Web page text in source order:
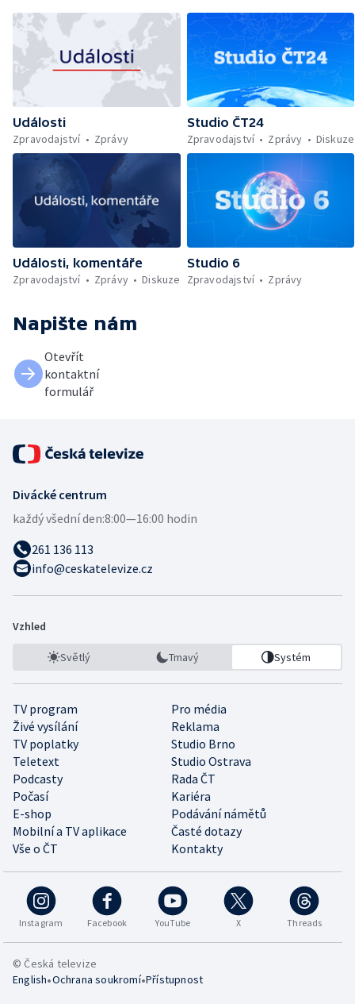
Události
Zpravodajství
Zprávy
Studio ČT24
Zpravodajství
Zprávy Diskuze
Události, komentáře
Zpravodajství
Zprávy Diskuze
Studio 6
Zpravodajství
Zprávy
Napište nám
Otevřít
kontaktní
formulář
Divácké centrum
každý všední den:8:00—16:00 hodin
261 136 113
info@ceskatelevize.cz
Vzhled
Světlý Tmavý Systém
TV program
Pro média
Živé vysílání
Reklama
TV poplatky
Studio Brno
Teletext
Studio Ostrava
Podcasty
Rada ČT
Počasí
Kariéra
E-shop
Podávání námětů
Mobilní a TV aplikace
Časté dotazy
Vše o ČT
Kontakty
Instagram Facebook YouTube X Threads
© Česká televize
English•Ochrana soukromí•Přístupnost